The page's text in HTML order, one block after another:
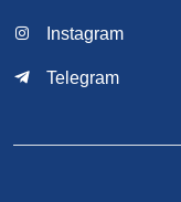
Instagram
Telegram